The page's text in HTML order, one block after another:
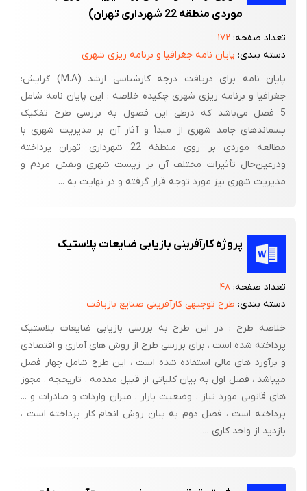
طوری که امروزه تولید زباله را می‌توان یکی از معضلات مهم جوامع
می‌شود که اگر به درستی جمع آوری و دفع نگردد،‌ به محیط زیست و
سلامت روانی و بهداشت و پاکیزگی شهر تهران لطمه وارد می کند . ورود
این مواد به محیط زیست اگر بدون کنترل و مدیریت صحیح باشد
،‌موجب بد منظره شدن محیط ،‌آلودگی آب ،‌هوا و خاک و به خطر افتادن
بهداشت و سلامت افراد جامعه می‌شود .
محیط زباله برای رشد و تکثیر جوندگانی چون موش و حشراتی مثل
مگس ، پشه و سوسک بسیار مناسب است . بسیاری از بیماری‌ها مثل
زباله می‌تواند حاوی میلیون‌ها باکتری مختلف باشد که بسیاری از آنها
بیماریزا می‌باشند .
عدم نگهداری و جمع آوری صحیح زباله موجب آلودگی هوا شده و
در محیط و در نتیجه آزار مردم می‌گردد.
شهرداری و مسئولات پاکیزگی شهر در نظافت کوچه و خیابان‌ها وظیفه‌ی
سنگینی دارند که باید به آن واقف باشند ، ولی این نکته را نیز نباید از
نظر دور داشت که مسئله زباله به سلامت عموم مردم بستگی دارد وهر
یک از افراد جامعه باید به فکر محافظت خود از آلودگی‌ها و هجوم
بیماری‌های گوناگون باشند . این اصل ،‌لزوم همکاری دسته جمعی و
هر چه مقررات زیست محیطی در کشورهای صنعتی سخت‌تر شد و
موردی منطقه 22 شهرداری تهران)
تعداد صفحه: ۱۷۲
دسته بندی: پایان نامه جغرافیا و برنامه ریزی شهری
پایان نامه برای دریافت درجه کارشناسی ارشد (M.A) گرایش:
جغرافیا و برنامه ریزی شهری چکیده خلاصه : این پایان نامه شامل
5 فصل می‌باشد که درطی این‌ فصول به بررسی طرح تفکیک
پسماندهای جامد شهری از مبدأ و آثار آن بر مدیریت شهری با
مطالعه موردی بر روی منطقه 22 شهرداری تهران پرداخته
ودرعین‌حال تأثیرات مختلف آن بر زیست شهری ونقش مردم و
مدیریت شهری نیز مورد توجه قرار گرفته و در نهایت به ...
پروژه کارآفرینی بازیابی ضایعات پلاستیک
تعداد صفحه: ۴۸
دسته بندی: طرح توجیهی کارآفرینی صنایع بازیافت
خلاصه طرح : در این طرح به بررسی بازیابی ضایعات پلاستیک
پرداخته شده است ، برای بررسی طرح از روش های آماری و اقتصادی
و برآورد های مالی استفاده شده است ، این طرح شامل چهار فصل
میباشد ، فصل اول به بیان کلیاتی از قبیل مقدمه ، تاریخچه ، مجوز
های قانونی مورد نیاز ، وضعیت بازار ، میزان واردات و صادرات و ...
پرداخته است ، فصل دوم به بیان روش انجام کار پرداخته است ،
بازدید از واحد کاری ...